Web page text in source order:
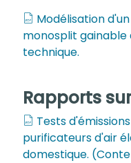
Modélisation
monosplit
technique.
Rapports
Tests
purificateurs d'air
domestique.